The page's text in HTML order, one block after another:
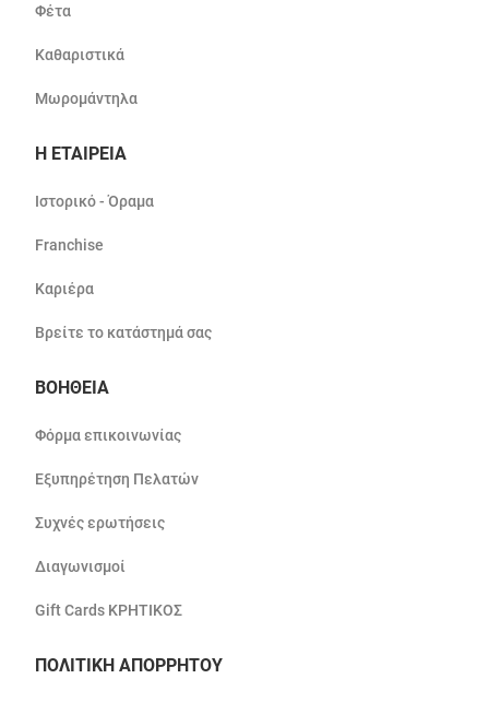
Φέτα
Καθαριστικά
Μωρομάντηλα
Η ΕΤΑΙΡΕΙΑ
Ιστορικό - Όραμα
Franchise
Καριέρα
Βρείτε το κατάστημά σας
ΒΟΗΘΕΙΑ
Φόρμα επικοινωνίας
Εξυπηρέτηση Πελατών
Συχνές ερωτήσεις
Διαγωνισμοί
Gift Cards ΚΡΗΤΙΚΟΣ
ΠΟΛΙΤΙΚΗ ΑΠΟΡΡΗΤΟΥ